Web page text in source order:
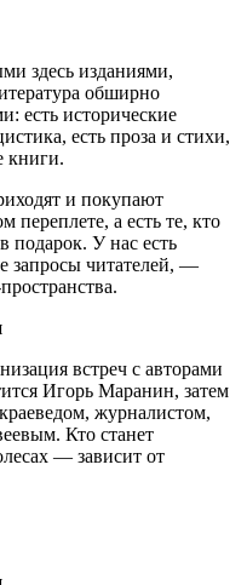
здесь изданиями,
обширно
есть исторические
есть проза и стихи,
книги.
и покупают
переплете, а есть те, кто
У нас есть
запросы читателей, —
встреч с авторами
Игорь Маранин, затем
журналистом,
Кто станет
― зависит от